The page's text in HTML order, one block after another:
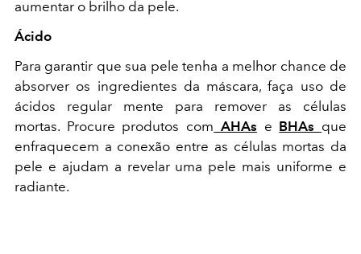
aumentar o brilho da pele.
Ácido
Para garantir que sua pele tenha a melhor chance de
absorver os ingredientes da máscara, faça uso de
ácidos regular mente para remover as células
mortas. Procure produtos com AHAs e BHAs que
enfraquecem a conexão entre as células mortas da
pele e ajudam a revelar uma pele mais uniforme e
radiante.